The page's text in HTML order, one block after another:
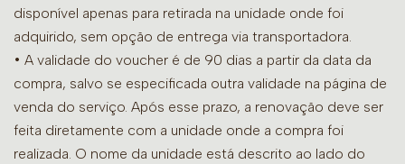
disponível apenas para retirada na unidade onde foi
adquirido, sem opção de entrega via transportadora.
• A validade do voucher é de 90 dias a partir da data da
compra, salvo se especificada outra validade na página de
venda do serviço. Após esse prazo, a renovação deve ser
feita diretamente com a unidade onde a compra foi
realizada. O nome da unidade está descrito ao lado do